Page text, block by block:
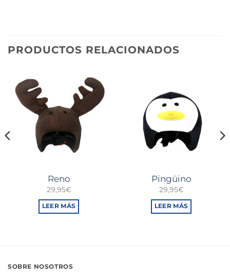
PRODUCTOS RELACIONADOS
Reno
29,95€
LEER MÁS
Pingüino
29,95€
LEER MÁS
SOBRE NOSOTROS